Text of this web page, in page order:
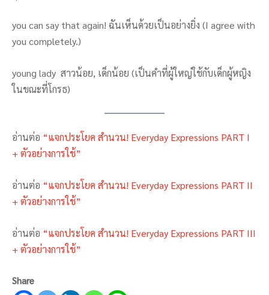
you can say that again! ฉันเห็นด้วยเป็นอย่างยิ่ง (I agree with
you completely.)
young lady สาวน้อย, เด็กน้อย (เป็นคำที่ผู้ใหญ่ใช้กับเด็กผู้หญิง
ในขณะที่โกรธ)
อ่านต่อ “แจกประโยค สำนวน! Everyday Expressions PART I
+ ตัวอย่างการใช้”
อ่านต่อ “แจกประโยค สำนวน! Everyday Expressions PART II
+ ตัวอย่างการใช้”
อ่านต่อ “แจกประโยค สำนวน! Everyday Expressions PART III
+ ตัวอย่างการใช้”
Share